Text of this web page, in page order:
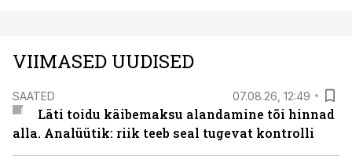
VIIMASED UUDISED
SAATED 07.08.26, 12:49
Läti toidu käibemaksu alandamine tõi hinnad
alla. Analüütik: riik teeb seal tugevat kontrolli